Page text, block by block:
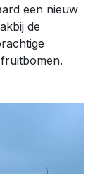
een nieuw
de